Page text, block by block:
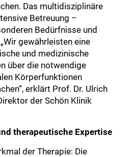
Das multidisziplinäre
Betreuung –
Bedürfnisse und
gewährleisten eine
und medizinische
über die notwendige
Körperfunktionen
erklärt Prof. Dr. Ulrich
der Schön Klinik
therapeutische Expertise
der Therapie: Die